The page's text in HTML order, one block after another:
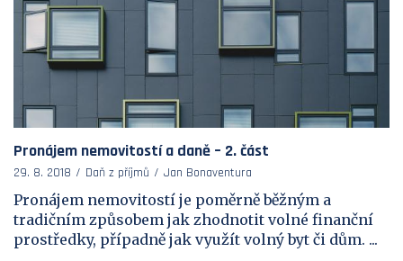
Pronájem nemovitostí a daně – 2. část
29. 8. 2018 Daň z příjmů Jan Bonaventura
Pronájem nemovitostí je poměrně běžným a
tradičním způsobem jak zhodnotit volné finanční
prostředky, případně jak využít volný byt či dům. ...